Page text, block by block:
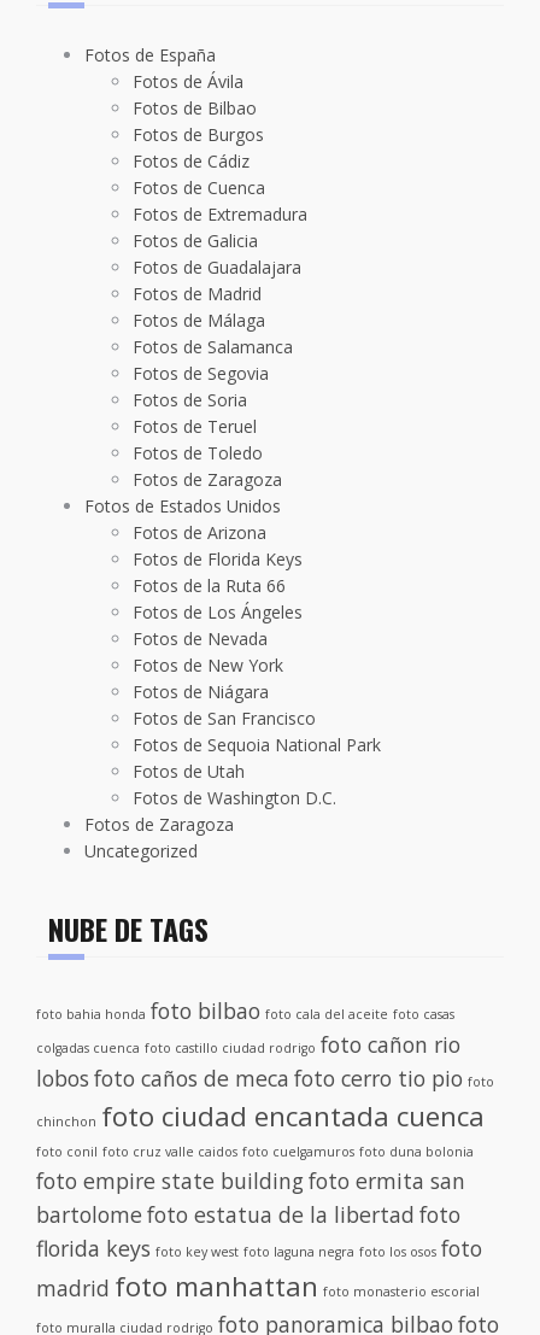
Fotos de España
Fotos de Ávila
Fotos de Bilbao
Fotos de Burgos
Fotos de Cádiz
Fotos de Cuenca
Fotos de Extremadura
Fotos de Galicia
Fotos de Guadalajara
Fotos de Madrid
Fotos de Málaga
Fotos de Salamanca
Fotos de Segovia
Fotos de Soria
Fotos de Teruel
Fotos de Toledo
Fotos de Zaragoza
Fotos de Estados Unidos
Fotos de Arizona
Fotos de Florida Keys
Fotos de la Ruta 66
Fotos de Los Ángeles
Fotos de Nevada
Fotos de New York
Fotos de Niágara
Fotos de San Francisco
Fotos de Sequoia National Park
Fotos de Utah
Fotos de Washington D.C.
Fotos de Zaragoza
Uncategorized
NUBE DE TAGS
foto bahia honda foto bilbao foto cala del aceite foto casas
colgadas cuenca foto castillo ciudad rodrigo foto cañon rio
lobos foto caños de meca foto cerro tio pio foto
chinchon foto ciudad encantada cuenca
foto conil foto cruz valle caidos foto cuelgamuros foto duna bolonia
foto empire state buildingfoto ermita san
bartolomefoto estatua de la libertad foto
florida keys foto key west foto laguna negra foto los osos foto
madrid foto manhattan foto monasterio escorial
foto muralla ciudad rodrigo foto panoramica bilbao foto